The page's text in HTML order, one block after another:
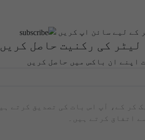
کے لیے سائن اپ کریں
لیٹر کی رکنیت حاصل کریں
اپنے ان باکس میں حاصل کریں
کر کے، آپ اس بات کی تصدیق کرتے
اتفاق کرتے ہیں۔